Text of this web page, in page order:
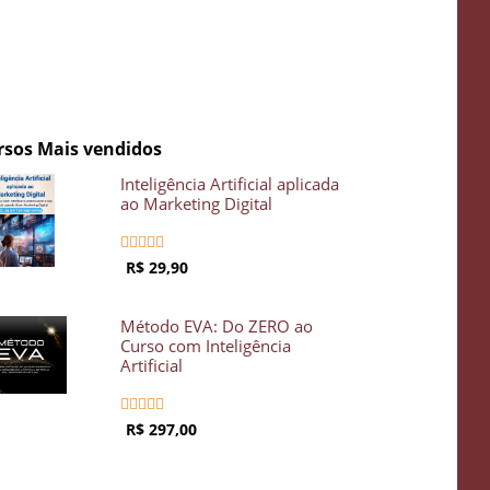
Mais vendidos
Inteligência Artificial aplicada
ao Marketing Digital
    
R$ 29,90
Método EVA: Do ZERO ao
Curso com Inteligência
Artificial
    
R$ 297,00